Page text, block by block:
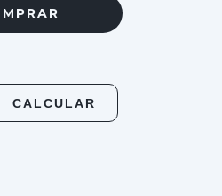
CALCULAR